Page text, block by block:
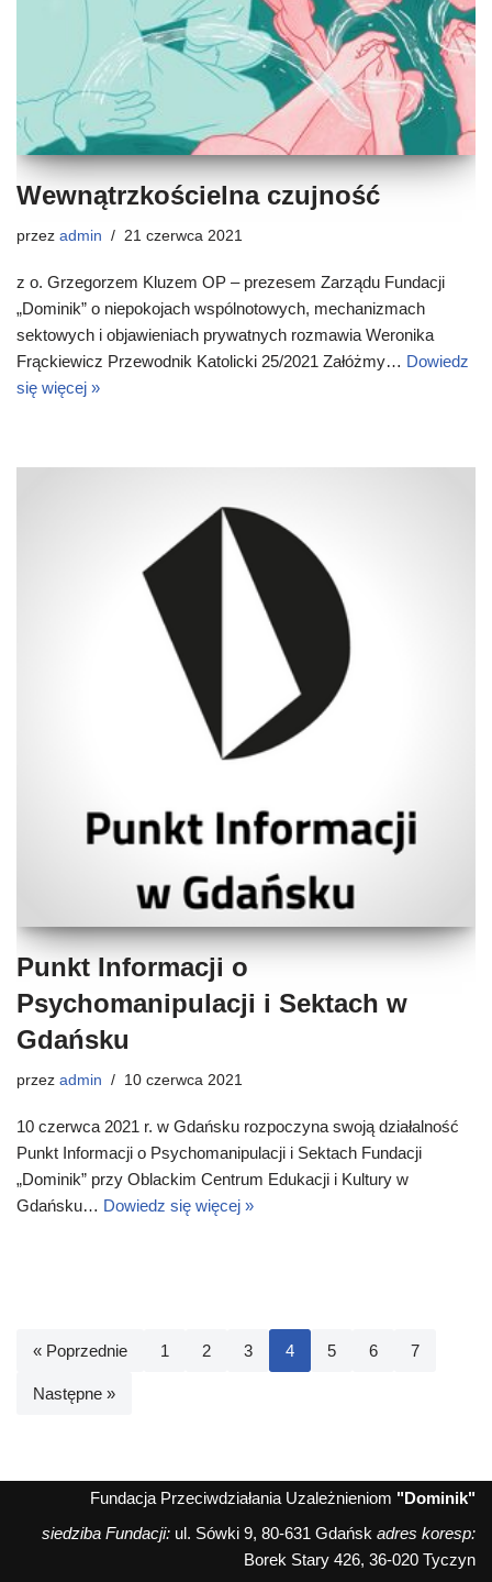
Wewnątrzkościelna czujność
przez admin 21 czerwca 2021
z o. Grzegorzem Kluzem OP – prezesem Zarządu Fundacji
„Dominik” o niepokojach wspólnotowych, mechanizmach
sektowych i objawieniach prywatnych rozmawia Weronika
Frąckiewicz Przewodnik Katolicki 25/2021 Załóżmy… Dowiedz
się więcej »
Punkt Informacji o
Psychomanipulacji i Sektach w
Gdańsku
przez admin 10 czerwca 2021
10 czerwca 2021 r. w Gdańsku rozpoczyna swoją działalność
Punkt Informacji o Psychomanipulacji i Sektach Fundacji
„Dominik” przy Oblackim Centrum Edukacji i Kultury w
Gdańsku… Dowiedz się więcej »
« Poprzednie 1 2 3 4 5 6 7
Następne »
Fundacja Przeciwdziałania Uzależnieniom "Dominik"
siedziba Fundacji: ul. Sówki 9, 80-631 Gdańsk adres koresp:
Borek Stary 426, 36-020 Tyczyn